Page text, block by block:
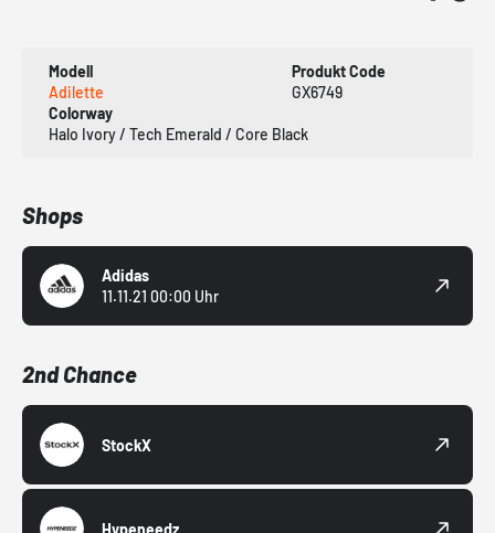
Modell
Adilette
Produkt Code
GX6749
Colorway
Halo Ivory / Tech Emerald / Core Black
Shops
Adidas
11.11.21 00:00 Uhr
2nd Chance
StockX
Hypeneedz